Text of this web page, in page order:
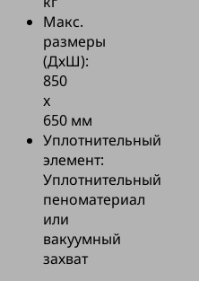
Макс.
размеры
(ДхШ):
850
x
650 мм
Уплотнительный
элемент:
Уплотнительный
пеноматериал
или
вакуумный
захват